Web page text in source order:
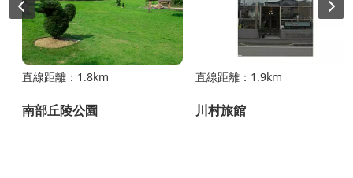
直線距離：1.8km
南部丘陵公園
直線距離：1.9km
川村旅館